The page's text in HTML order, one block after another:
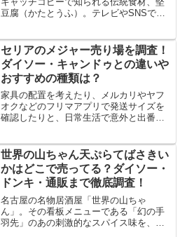
豆腐（かたとうふ）。テレビやSNSで見
はなかなかお目にかかれないレアキャラ
ですよね。「堅豆腐はど...
セリアのメジャー売り場を調査！
ダイソー・キャンドゥとの違いや
おすすめの種類は？
家具の配置を考えたり、メルカリやヤフ
オクなどのフリマアプリで発送サイズを
確認したりと、日常生活で意外と出番が
が高いけれど、100円ショップで手に入る
ものなら気軽に購入で...
世界の山ちゃん天ぷらてばさきい
かはどこで売ってる？ダイソー・
ドンキ・通販まで徹底調査！
名古屋の名物居酒屋「世界の山ちゃ
ん」。その看板メニューである「幻の手
羽先」のあの刺激的なスパイス味を、サ